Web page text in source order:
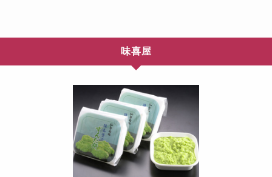
味喜屋